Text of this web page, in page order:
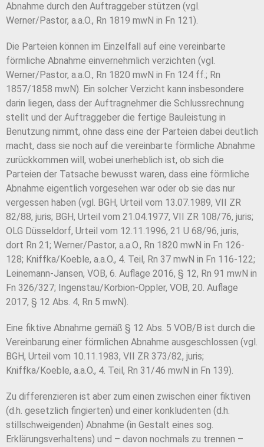
Abnahme durch den Auftraggeber stützen (vgl.
Werner/Pastor, a.a.O., Rn 1819 mwN in Fn 121).
Die Parteien können im Einzelfall auf eine vereinbarte
förmliche Abnahme einvernehmlich verzichten (vgl.
Werner/Pastor, a.a.O., Rn 1820 mwN in Fn 124 ff.; Rn
1857/1858 mwN). Ein solcher Verzicht kann insbesondere
darin liegen, dass der Auftragnehmer die Schlussrechnung
stellt und der Auftraggeber die fertige Bauleistung in
Benutzung nimmt, ohne dass eine der Parteien dabei deutlich
macht, dass sie noch auf die vereinbarte förmliche Abnahme
zurückkommen will, wobei unerheblich ist, ob sich die
Parteien der Tatsache bewusst waren, dass eine förmliche
Abnahme eigentlich vorgesehen war oder ob sie das nur
vergessen haben (vgl. BGH, Urteil vom 13.07.1989, VII ZR
82/88, juris; BGH, Urteil vom 21.04.1977, VII ZR 108/76, juris;
OLG Düsseldorf, Urteil vom 12.11.1996, 21 U 68/96, juris,
dort Rn 21; Werner/Pastor, a.a.O., Rn 1820 mwN in Fn 126-
128; Kniffka/Koeble, a.a.O., 4. Teil, Rn 37 mwN in Fn 116-122;
Leinemann-Jansen, VOB, 6. Auflage 2016, § 12, Rn 91 mwN in
Fn 326/327; Ingenstau/Korbion-Oppler, VOB, 20. Auflage
2017, § 12 Abs. 4, Rn 5 mwN).
Eine fiktive Abnahme gemäß § 12 Abs. 5 VOB/B ist durch die
Vereinbarung einer förmlichen Abnahme ausgeschlossen (vgl.
BGH, Urteil vom 10.11.1983, VII ZR 373/82, juris;
Kniffka/Koeble, a.a.O., 4. Teil, Rn 31/46 mwN in Fn 139).
Zu differenzieren ist aber zum einen zwischen einer fiktiven
(d.h. gesetzlich fingierten) und einer konkludenten (d.h.
stillschweigenden) Abnahme (in Gestalt eines sog.
Erklärungsverhaltens) und – davon nochmals zu trennen –